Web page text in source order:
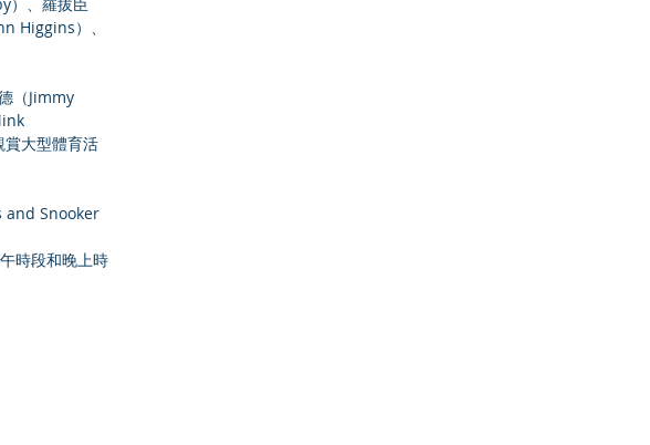
Higgins）、
（Jimmy
大型體育活
and Snooker
時段和晚上時